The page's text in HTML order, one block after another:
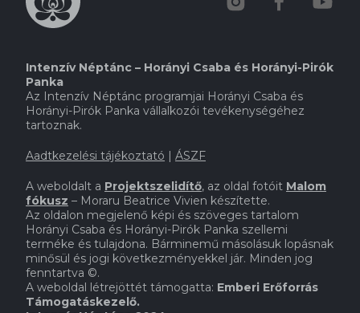
Intenzív Néptánc – Horányi Csaba és Horányi-Pirók
Panka
Az Intenzív Néptánc programjai Horányi Csaba és
Horányi-Pirók Panka vállalkozói tevékenységéhez
tartoznak.
Aadtkezelési tájékoztató | ÁSZF
A weboldalt a Projektszelidítő, az oldal fotóit Malom
fókusz – Moraru Beatrice Vivien készítette.
Az oldalon megjelenő képi és szöveges tartalom
Horányi Csaba és Horányi-Pirók Panka szellemi
terméke és tulajdona. Bárminemű másolásuk lopásnak
minősül és jogi következményekkel jár. Minden jog
fenntartva ©.
A weboldal létrejöttét támogatta: Emberi Erőforrás
Támogatáskezelő.